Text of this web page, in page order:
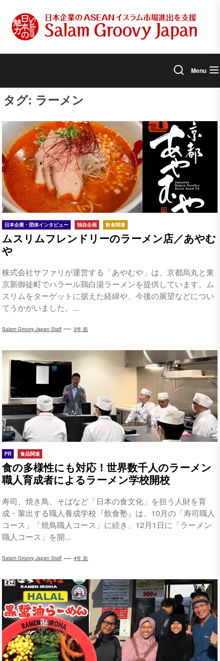
content
Menu
タグ: ラーメン
日本企業・団体インタビュー 独自企画 飲食関連
ムスリムフレンドリーのラーメン店／あやむ
や
株式会社サファリが運営する「あやむや」は、京都烏丸と東
京新御徒町でハラール鶏白湯ラーメンを提供しています。ム
スリムをターゲットに据えた経緯や、今後の展望などについ
てうかがいました。...
Salam Groovy Japan Staff 3年 前
PR 食品関連
食の多様性にも対応！世界数千人のラーメン
職人育成者によるラーメン学校開校
寿司、焼き鳥、そばなど「日本の食文化」を担う人財を育
成・輩出する職人養成学校『飲食塾』は、10月の「寿司職人
コース」「焼鳥職人コース」に続き、12月1日に「ラーメン
職人コース」を開...
Salam Groovy Japan Staff 4年 前